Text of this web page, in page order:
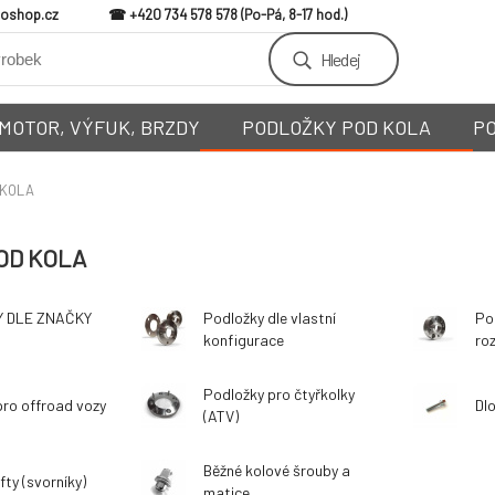
+420 734 578 578
Hledej
VÝFUK, BRZDY PODLOŽKY POD KOLA
KOLA
DLE ZNAČKY
Podložky dle vlastní
konfigurace
offroad vozy
Podložky pro čtyřkolky
(ATV)
(svorníky)
Běžné kolové šrouby a